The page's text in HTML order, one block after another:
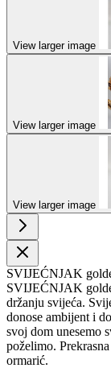
View larger image
View larger image
View larger image
SVIJEĆNJAK
SVIJEĆNJAK
držanju svijeća.
donose ambijent i
svoj dom unesemo
poželimo.
ormarić.